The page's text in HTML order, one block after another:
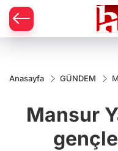
Anasayfa GÜNDEM
Mansur